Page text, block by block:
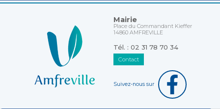
Mairie
Place du Commandant Kieffer
14860 AMFREVILLE
Tél. : 02 31 78 70 34
Contact
Suivez-nous sur